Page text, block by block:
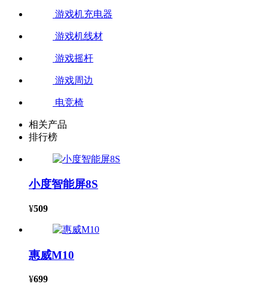
游戏机充电器
游戏机线材
游戏摇杆
游戏周边
电竞椅
相关产品
排行榜
小度智能屏8S
¥509
惠威M10
¥699